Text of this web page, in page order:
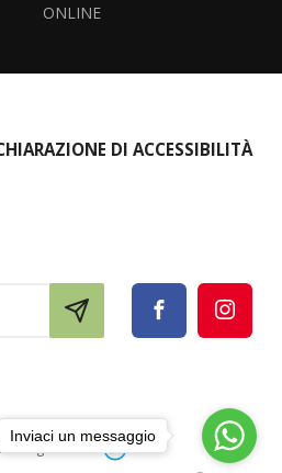
ONLINE
DI ACCESSIBILITÀ
digitale con
Inviaci un messaggio